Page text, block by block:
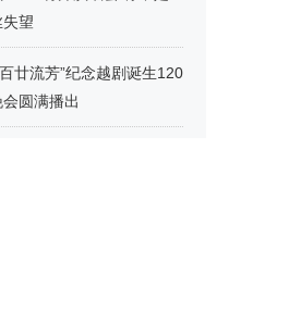
望
廿流芳”纪念越剧诞生120
圆满播出